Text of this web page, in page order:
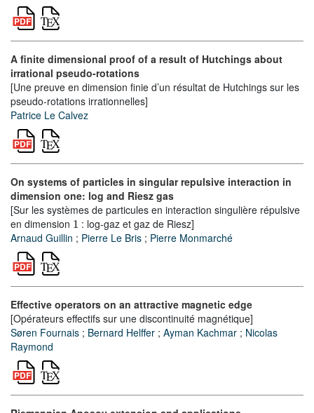
A finite dimensional proof of a result of Hutchings about
irrational pseudo-rotations
[Une preuve en dimension finie d’un résultat de Hutchings sur les
pseudo-rotations irrationnelles]
Patrice Le Calvez
On systems of particles in singular repulsive interaction in
dimension one: log and Riesz gas
[Sur les systèmes de particules en interaction singulière répulsive
en dimension 1 : log-gaz et gaz de Riesz]
Arnaud Guillin ; Pierre Le Bris ; Pierre Monmarché
Effective operators on an attractive magnetic edge
[Opérateurs effectifs sur une discontinuité magnétique]
Søren Fournais ; Bernard Helffer ; Ayman Kachmar ; Nicolas
Raymond